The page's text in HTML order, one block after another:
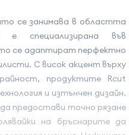
се занимава в областта
специализирана във
се адаптират перфектно
С висок акцент върху
продуктите Rcut
и изтънчен дизайн.
предостави точно рязане
на бръснарите да